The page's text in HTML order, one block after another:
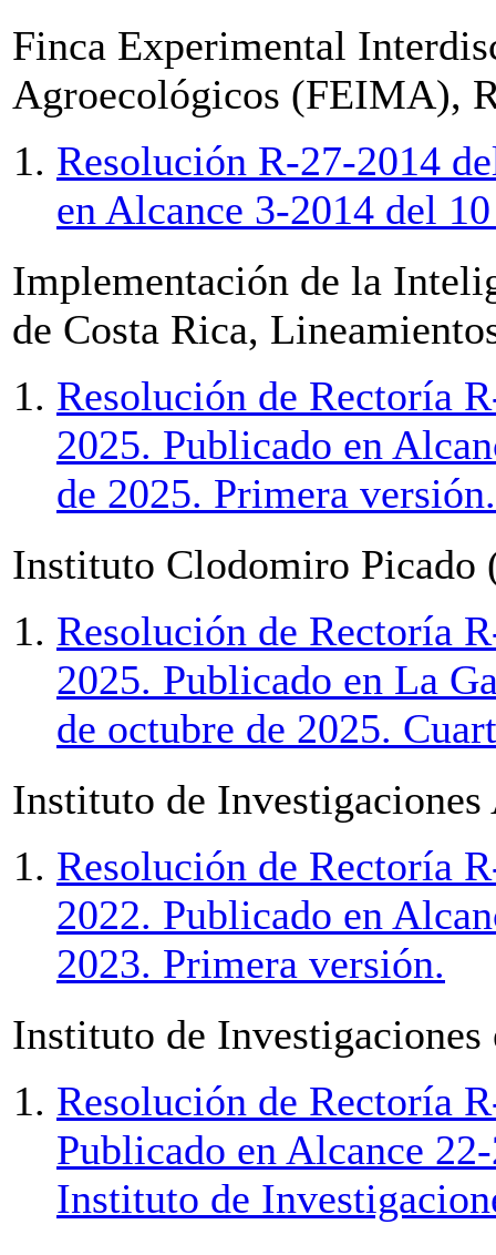
Finca Experimental
Agroecológicos (FEIMA),
Resolución R-27-2014
en Alcance 3-2014 del
Implementación de la
de Costa Rica,
Resolución de Rectoría
2025. Publicado en
de 2025. Primera versión.
Instituto Clodomiro Picado
Resolución de Rectoría
2025. Publicado en La
de octubre de 2025.
Instituto de
Resolución de Rectoría
2022. Publicado en
2023. Primera versión.
Instituto de
Resolución de Rectoría
Publicado en Alcance
Instituto de